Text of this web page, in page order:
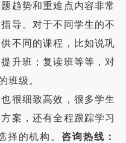
趋势和重难点内容非常
导。对于不同学生的不
不同的课程，比如说巩
升班；复读班等等，对
班级。
细致高效，很多学生
案，还有全程跟踪学习
择的机构。 咨询热线：